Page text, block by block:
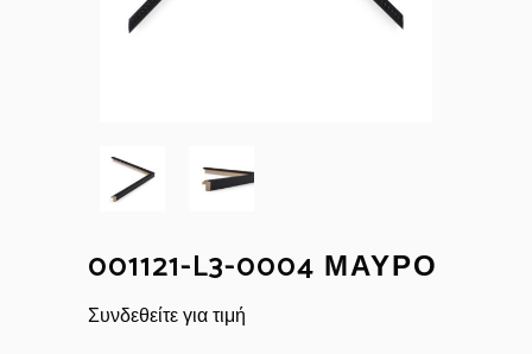
001121-L3-0004 ΜΑΎΡΟ
Συνδεθείτε για τιμή